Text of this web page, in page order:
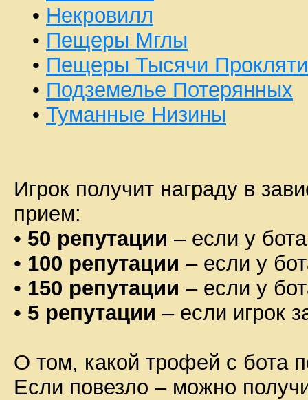
• Некровилл
• Пещеры Мглы
• Пещеры Тысячи
• Подземелье Потерянных
• Туманные Низины
Игрок получит награду в
прием:
• 50 репутации – если у
• 100 репутации – если у
• 150 репутации – если у
• 5 репутации – если игрок
О том, какой трофей с бота
Если повезло – можно